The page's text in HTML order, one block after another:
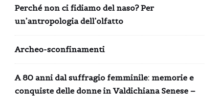
Perché non ci fidiamo del naso? Per
un’antropologia dell’olfatto
Archeo-sconfinamenti
A 80 anni dal suffragio femminile: memorie e
conquiste delle donne in Valdichiana Senese –